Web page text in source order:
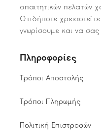
απαιτητικών πελατών
Οτιδήποτε
γνωρίσουμε και να
Πληροφορίες
Τρόποι Αποστολής
Τρόποι Πληρωμής
Πολιτική Επιστροφών